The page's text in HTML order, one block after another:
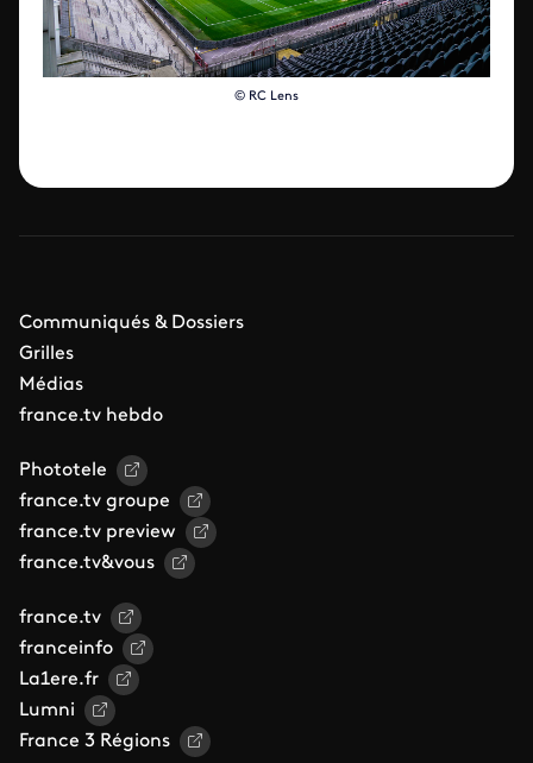
© RC Lens
Communiqués & Dossiers
Grilles
Médias
france.tv hebdo
Phototele
france.tv groupe
france.tv preview
france.tv&vous
france.tv
franceinfo
La1ere.fr
Lumni
France 3 Régions